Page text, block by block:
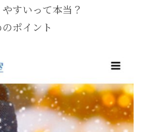
すいって本当？
ポイント